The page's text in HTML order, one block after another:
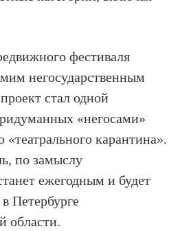
фестиваля
негосударственным
стал одной
«негосами»
«театрального карантина».
по замыслу
ежегодным и будет
Петербурге
области.